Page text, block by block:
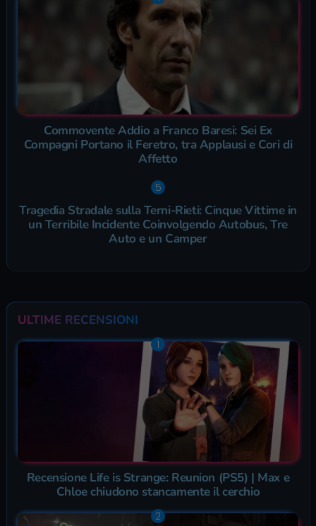
Commovente Addio a Franco Baresi: Sei Ex
Compagni Portano il Feretro, tra Applausi e Cori di
Affetto
Tragedia Stradale sulla Terni-Rieti: Cinque Vittime in
un Terribile Incidente Coinvolgendo Autobus, Tre
Auto e un Camper
ULTIME RECENSIONI
Recensione Life is Strange: Reunion (PS5) | Max e
Chloe chiudono stancamente il cerchio